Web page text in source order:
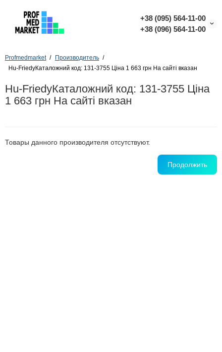
+38 (095) 564-11-00
+38 (096) 564-11-00
Profmedmarket
Производитель
Hu-FriedyКаталожний код: 131-3755 Ціна 1 663 грн На сайті вказан
Hu-FriedyКаталожний код: 131-3755 Ціна
1 663 грн На сайті вказан
Товары данного производителя отсутствуют.
Продолжить